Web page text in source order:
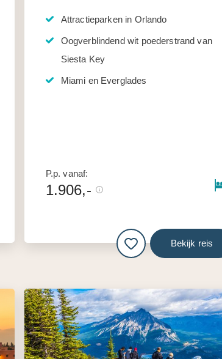
Attractieparken in Orlando
Oogverblindend wit poederstrand van
Siesta Key
Miami en Everglades
P.p. vanaf:
1.906,-
Bekijk reis